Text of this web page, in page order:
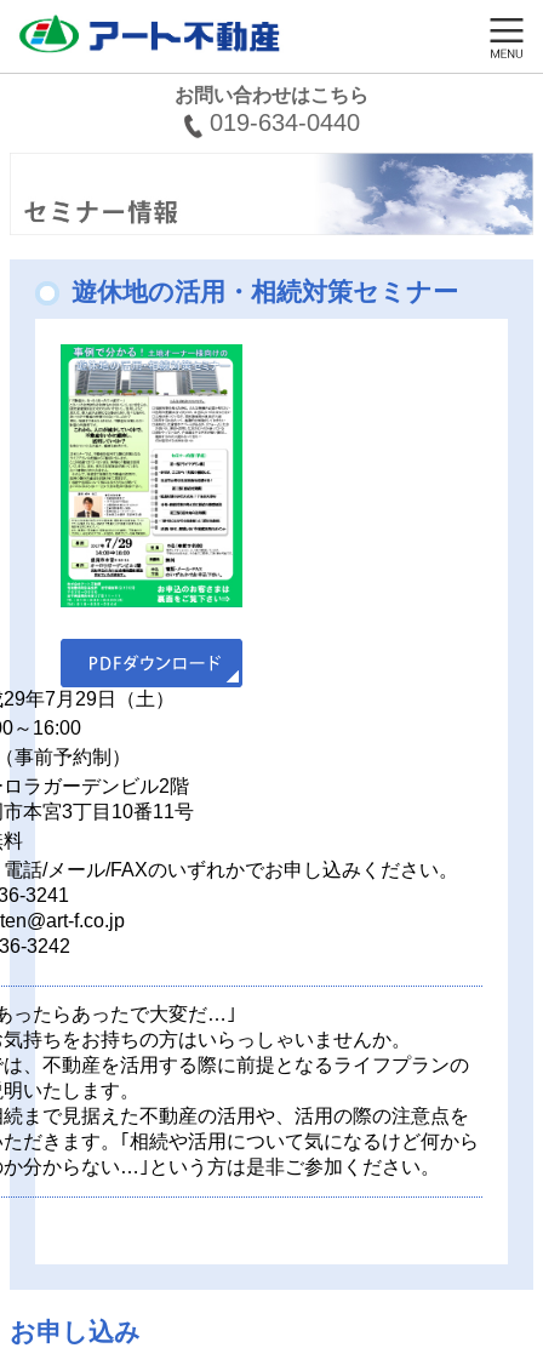
お問い合わせはこちら
019-634-0440
遊休地の活用・相続対策セミナー
年7月29日（土）
～16:00
前予約制）
ラガーデンビル2階
3丁目10番11号
話/メール/FAXのいずれかでお申し込みください。
3241
f.co.jp
3242
ったらあったで大変だ…｣
持ちをお持ちの方はいらっしゃいませんか。
、不動産を活用する際に前提となるライフプランの
いたします。
まで見据えた不動産の活用や、活用の際の注意点を
だきます。｢相続や活用について気になるけど何から
分からない…｣という方は是非ご参加ください。
お申し込み